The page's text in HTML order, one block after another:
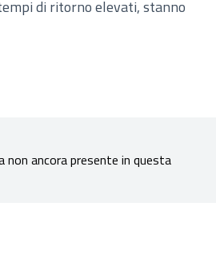
di ritorno elevati, stanno
non ancora presente in questa